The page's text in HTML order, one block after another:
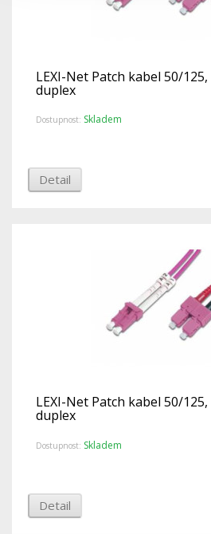
LEXI-Net Patch kabel 50/125,
duplex
Dostupnost: Skladem
Detail
LEXI-Net Patch kabel 50/125,
duplex
Dostupnost: Skladem
Detail